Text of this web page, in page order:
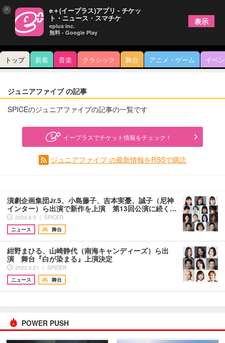
トップ 新着 音楽 クラシック 舞台 アニメ・ゲーム イベ
ジュニアファイブ の記事
SPICEのジュニアファイブの記事の一覧です
イープラスでチケット情報をチェック！
ジュニアファイブ の最新情報をRSSで購読
演劇企画集団Jr.5、小島藤子、吉本実憂、誠子（尼神
インター）ら出演で新作を上演 第13回公演に続く…
2023.6.5 ｜ SPICER
ニュース
舞台
紺野まひる、山崎静代（南海キャンディーズ）ら出
演 舞台『白が染まる』上演決定
2022.6.21 ｜ SPICER
ニュース
舞台
POWER PUSH
× e＋(イープラス)アプリ - チケッ
ト・ニュース・スマチケ
eplus inc.
無料 - Google Play
表示